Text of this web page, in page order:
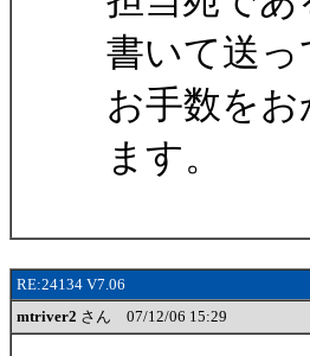
書いて送
お手数を
ます。
RE:24134 V7.06
mtriver2 さん 07/12/06 15:29